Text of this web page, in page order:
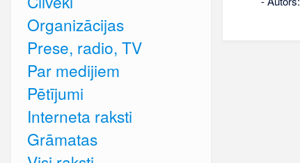
Organizācijas
Prese, radio, TV
Par medijiem
Pētījumi
Interneta raksti
Grāmatas